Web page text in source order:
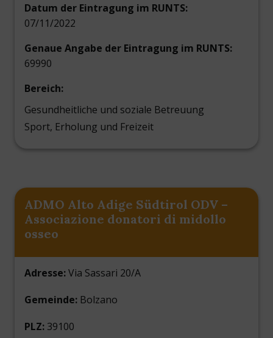
Datum der Eintragung im RUNTS:
07/11/2022
Genaue Angabe der Eintragung im RUNTS:
69990
Bereich:
Gesundheitliche und soziale Betreuung
Sport, Erholung und Freizeit
ADMO Alto Adige Südtirol ODV –
Associazione donatori di midollo
osseo
Adresse:Via Sassari 20/A
Gemeinde: Bolzano
PLZ: 39100